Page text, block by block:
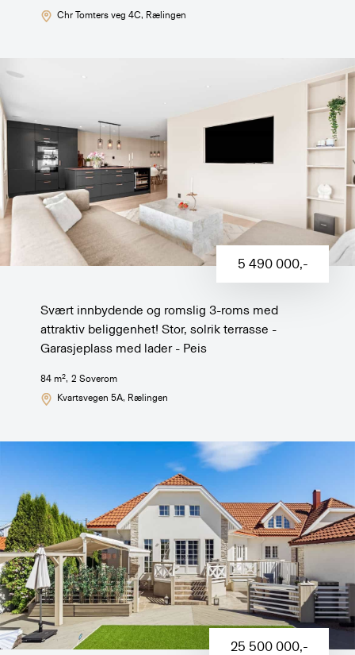
Chr Tomters veg 4C, Rælingen
5 490 000,-
Svært innbydende og romslig 3-roms med
attraktiv beliggenhet! Stor, solrik terrasse -
Garasjeplass med lader - Peis
84 m2, 2 Soverom
Kvartsvegen 5A, Rælingen
25 500 000,-